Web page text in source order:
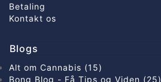
Betaling
Kontakt os
Blogs
Alt om Cannabis (15)
Bong Blog - Få Tips og Viden (25)